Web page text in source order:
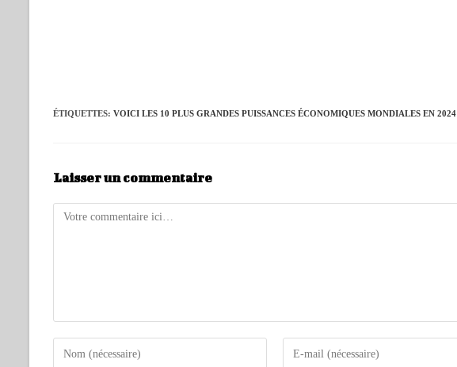
ÉTIQUETTES: VOICI LES 10 PLUS GRANDES PUISSANCES ÉCONOMIQUES MONDIALES EN 2024
Laisser un commentaire